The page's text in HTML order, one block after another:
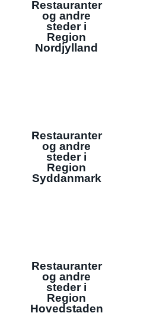
Restauranter
og andre
steder i
Region
Nordjylland
Restauranter
og andre
steder i
Region
Syddanmark
Restauranter
og andre
steder i
Region
Hovedstaden